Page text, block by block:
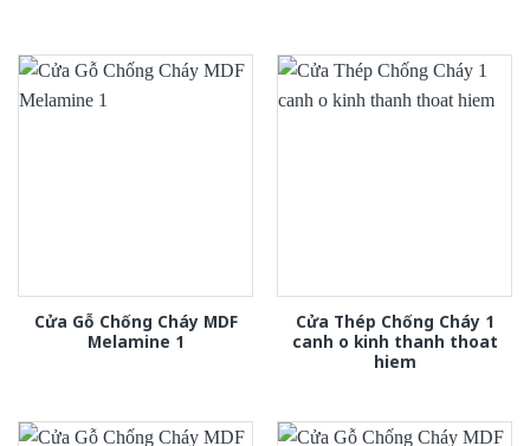
Cửa Gỗ Chống Cháy MDF
Melamine 1
Cửa Thép Chống Cháy 1
canh o kinh thanh thoat
hiem